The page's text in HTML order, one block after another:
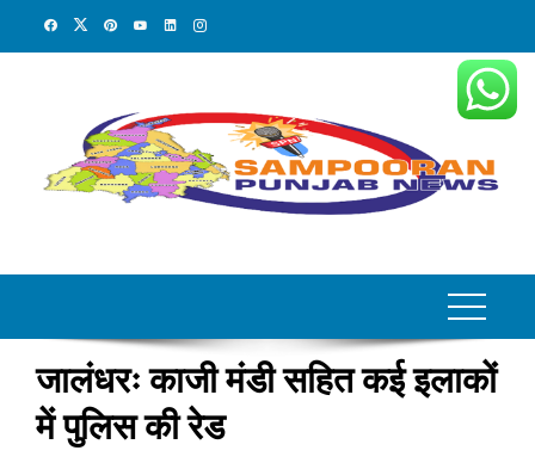
जालंधरः काजी मंडी सहित कई इलाकों
में पुलिस की रेड